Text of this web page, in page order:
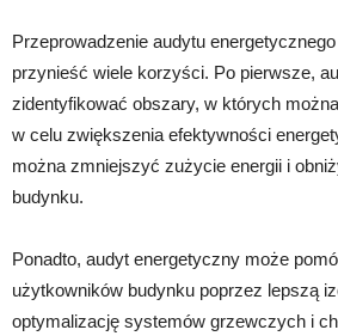
Przeprowadzenie audytu
przynieść wiele korzyści. Po pierwsze,
zidentyfikować obszary, w których
w celu zwiększenia efektywności
można zmniejszyć zużycie energii i
budynku.
Ponadto, audyt energetyczny może
użytkowników budynku poprzez lepszą
optymalizację systemów grzewczych i